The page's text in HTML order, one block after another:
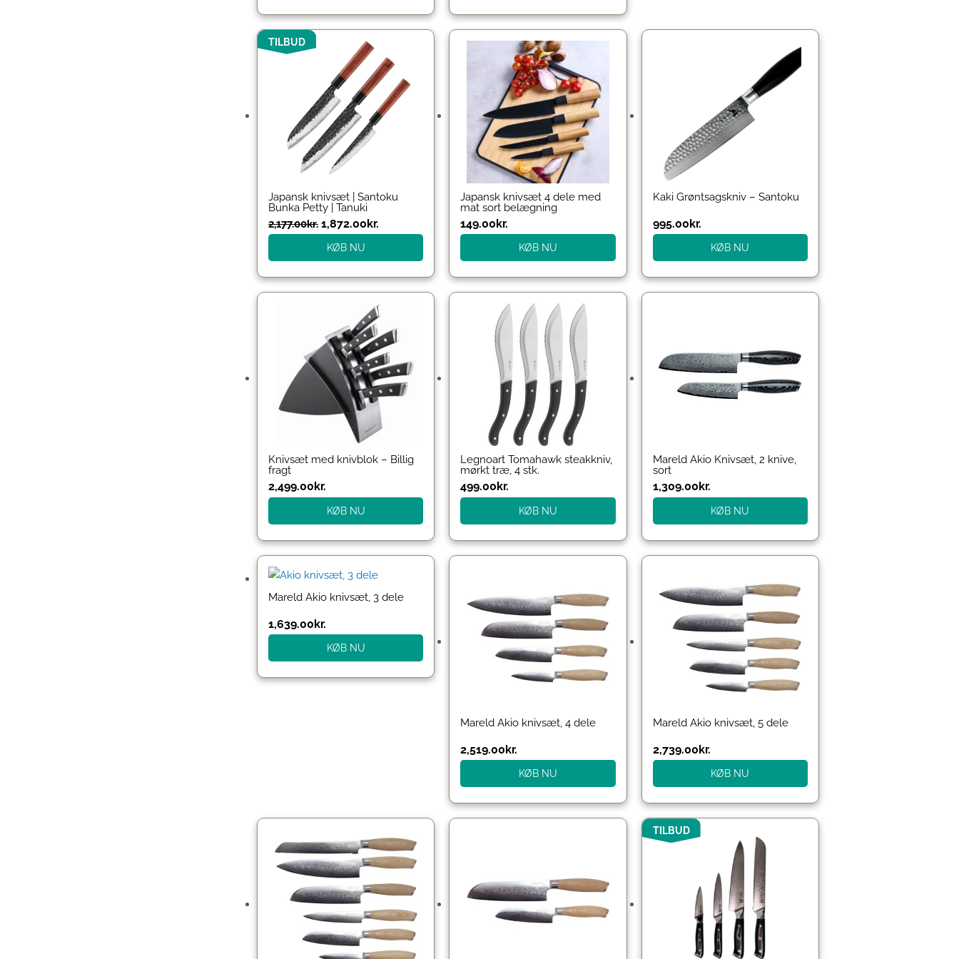
TILBUD
Japansk knivsæt | Santoku
Bunka Petty | Tanuki
2,177.00kr.
oprindelige
var:
2,177.00kr..
1,872.00kr.
pris
er:
1,872.00kr..
KØB NU
Japansk knivsæt 4 dele med
mat sort belægning
149.00kr.
KØB NU
Kaki Grøntsagskniv – Santoku
995.00kr.
KØB NU
Knivsæt med knivblok – Billig
fragt
2,499.00 kr.
KØB NU
Legnoart Tomahawk steakkniv,
mørkt træ, 4 stk.
499.00 kr.
KØB NU
Mareld Akio Knivsæt, 2 knive,
sort
1,309.00 kr.
KØB NU
Mareld Akio knivsæt, 3 dele
1,639.00kr.
KØB NU
Mareld Akio knivsæt, 4 dele
2,519.00kr.
KØB NU
Mareld Akio knivsæt, 5 dele
2,739.00kr.
KØB NU
TILBUD
oprindelige
2,896.00kr..
pris
er:
2,319.00kr..